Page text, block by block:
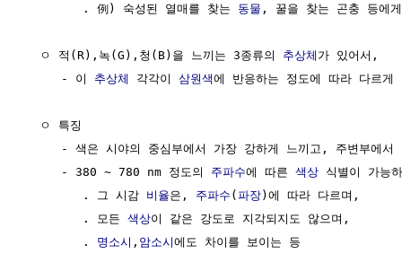
        . 例) 숙성된 열매를 찾는
동물 , 꿀을 찾는 곤충 등에
  ㅇ 적(R),녹(G),청(B)을 느끼는 3종류의
추상체 가 있어서,
     - 이
추상체 각각이 삼원색에 반응하는 정도에 따라 다르게
  ㅇ 특징
- 색은 시야의 중심부에서 가장 강하게 느끼고, 주변부에서
     - 380 ~ 780 nm 정도의
주파수에 따른 색상 식별이 가능
        . 그 시감
비율은, 주파수 (파장)에 따라 다르며,
        . 모든
색상이 같은 강도로 지각되지도 않으며,
        .
명소시 , 암소시에도 차이를 보이는 등